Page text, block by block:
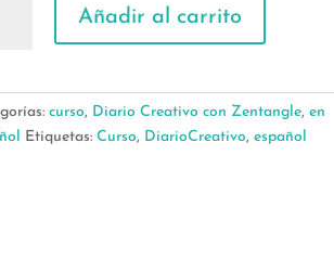
Añadir al carrito
curso, Diario Creativo con Zentangle,en
Etiquetas:Curso, DiarioCreativo,español